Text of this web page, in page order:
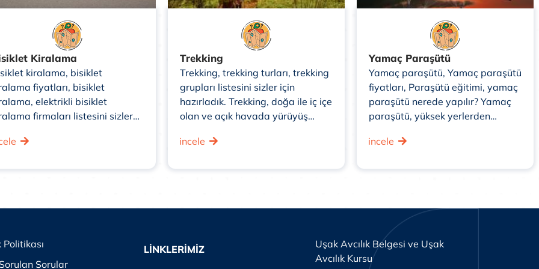
Kiralama
kiralama, bisiklet
fiyatları, bisiklet
elektrikli bisiklet
firmaları listesini sizler
belirli bir süre için
Trekking
Trekking, trekking turları, trekking
grupları listesini sizler için
hazırladık. Trekking, doğa ile iç içe
olan ve açık havada yürüyüş
açık hava etkinliğidir. Bu aktivite,
incele
Yamaç Paraşütü
Yamaç paraşütü, Yamaç paraşütü
fiyatları, Paraşütü eğitimi, yamaç
paraşütü nerede yapılır? Yamaç
paraşütü, yüksek yerlerden
veya tepe noktalarından iniş
gerçekleştirilir ve uçuş esnasında
rüzgârın ...
incele
Politikası
Sorular
LİNKLERİMİZ
Uşak Avcılık Belgesi ve Uşak
Avcılık Kursu